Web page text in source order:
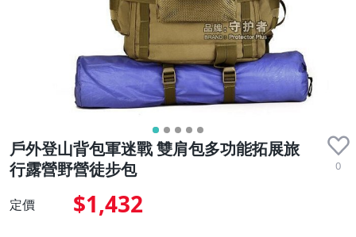
戶外登山背包軍迷戰 雙肩包多功能拓展旅
行露營野營徒步包
0
定價 $1,432